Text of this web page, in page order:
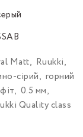
Matt, Ruukki,
сірий, горний
, 0.5 мм,
Quality class